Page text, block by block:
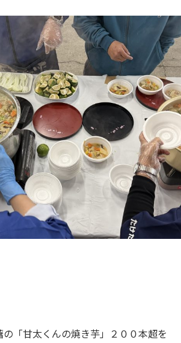
「甘太くんの焼き芋」２００本超を